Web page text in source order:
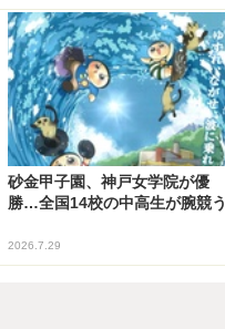
砂金甲子園、神戸女学院が優
勝…全国14校の中高生が腕競う
2026.7.29